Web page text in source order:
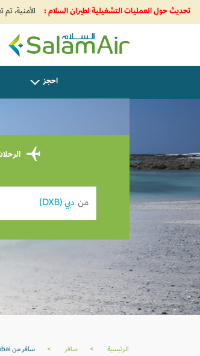
تحديث حول العمليات التشغيلية لطيران السلام :
SalamAir
احجز
من
الرئيسية > سافر > سافر من Dubai إلى مصيرة AED 0